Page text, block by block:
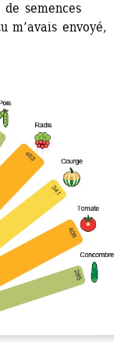
semences
m’avais envoyé,